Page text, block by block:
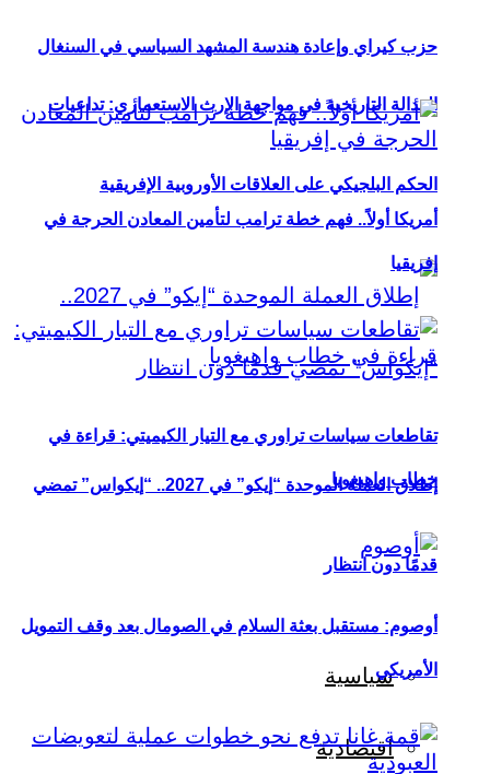
العدالة التاريخية في مواجهة الإرث الاستعماري: تداعيات
الحكم البلجيكي على العلاقات الأوروبية الإفريقية
إطلاق العملة الموحدة “إيكو” في 2027.. “إيكواس” تمضي
قدمًا دون انتظار
سياسية
اقتصادية
حزب كيراي وإعادة هندسة المشهد السياسي في السنغال
أمريكا أولاً.. فهم خطة ترامب لتأمين المعادن الحرجة في
إفريقيا
تقاطعات سياسات تراوري مع التيار الكيميتي: قراءة في
خطاب واهيغويا
أوصوم: مستقبل بعثة السلام في الصومال بعد وقف التمويل
الأمريكي